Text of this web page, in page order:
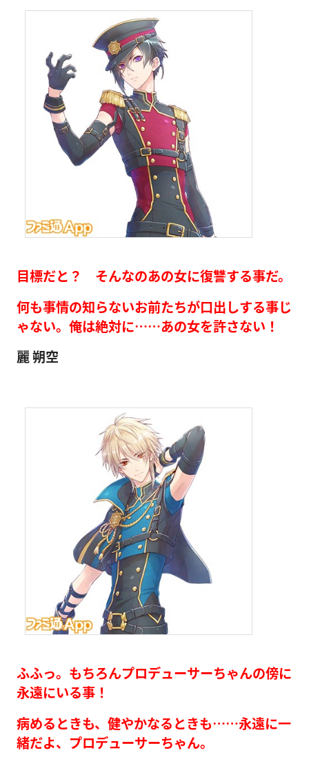
目標だと？ そんなのあの女に復讐する事だ。
何も事情の知らないお前たちが口出しする事じ
ゃない。俺は絶対に……あの女を許さない！
麗 朔空
ふふっ。もちろんプロデューサーちゃんの傍に
永遠にいる事！
病めるときも、健やかなるときも……永遠に一
緒だよ、プロデューサーちゃん。